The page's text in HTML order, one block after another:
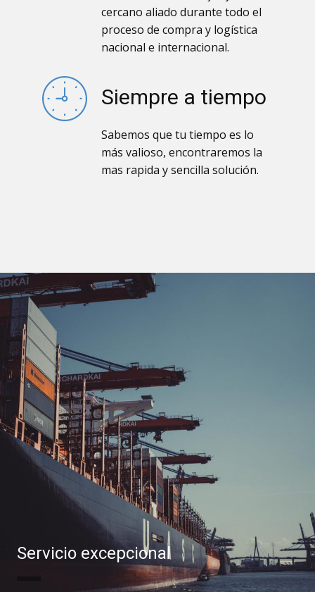
cercano aliado durante todo el
proceso de compra y logística
nacional e internacional.
Siempre a tiempo
Sabemos que tu tiempo es lo
más valioso, encontraremos la
mas rapida y sencilla solución.
Servicio excepcional